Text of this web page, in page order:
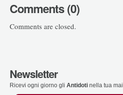
Comments (0)
Comments are closed.
Newsletter
Ricevi ogni giorno gli Antidoti nella tua mail